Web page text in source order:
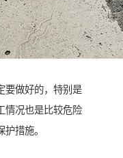
要做好的，特别是
情况也是比较危险
措施。